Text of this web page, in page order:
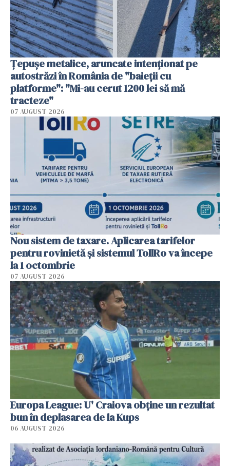
Țepușe metalice, aruncate intenționat pe
autostrăzi în România de "baieții cu
platforme": "Mi-au cerut 1200 lei să mă
tracteze"
07 AUGUST 2026
Nou sistem de taxare. Aplicarea tarifelor
pentru rovinietă şi sistemul TollRo va începe
la 1 octombrie
07 AUGUST 2026
Europa League: U' Craiova obține un rezultat
bun în deplasarea de la Kups
06 AUGUST 2026